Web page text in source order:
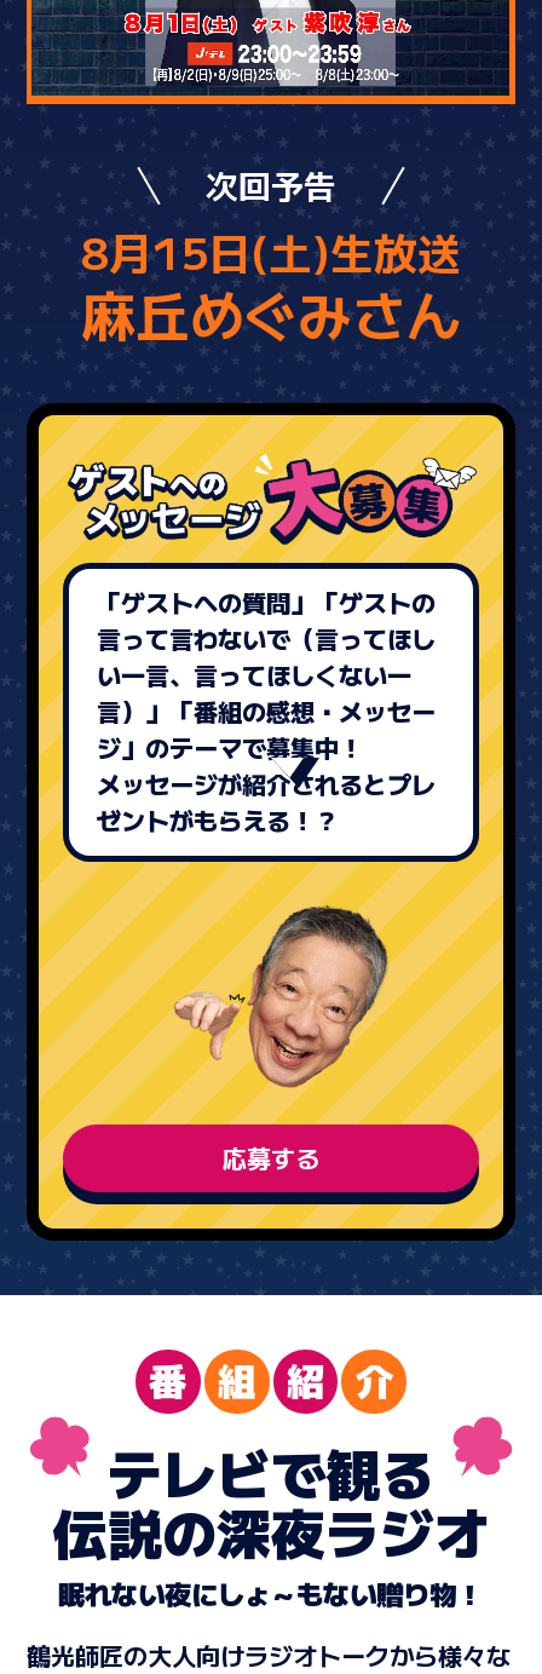
次回予告
8月15日(土)生放送
麻丘めぐみさん
「ゲストへの質問」「ゲストの
言って言わないで（言ってほし
い一言、言ってほしくない一
言）」「番組の感想・メッセー
ジ」のテーマで募集中！
メッセージが紹介されるとプレ
ゼントがもらえる！？
応募する
番 組 紹 介
テレビで観る
伝説の深夜ラジオ
眠れない夜にしょ～もない贈り物！
鶴光師匠の大人向けラジオトークから様々な